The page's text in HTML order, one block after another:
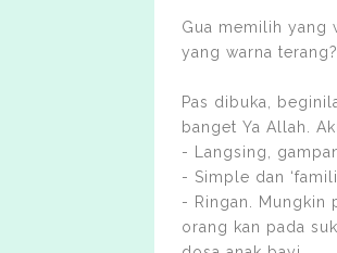
Gua memilih yang
yang warna
Pas dibuka,
banget Ya Allah.
- Langsing,
- Simple dan
- Ringan. Mungkin
orang kan pada